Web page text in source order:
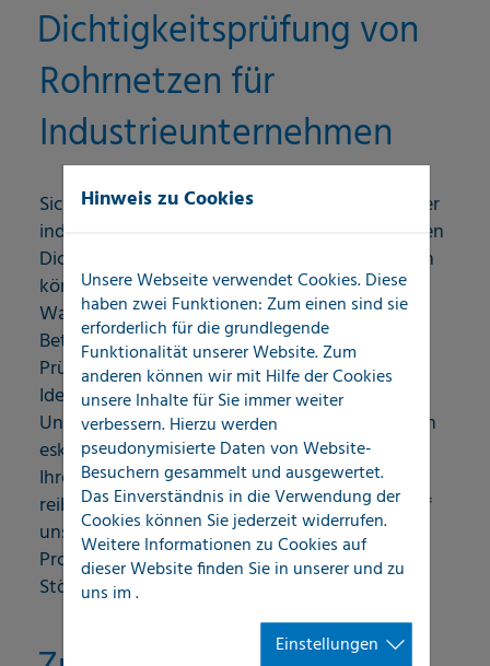
Dichtigkeitsprüfung von
Rohrnetzen für
Industrieunternehmen
Sichern Sie die Effizienz und Zuverlässigkeit Ihrer
industriellen Rohrnetze mit unserer erstklassigen
Dichtigkeitsprüfung. Für Industrieunternehmen
können undichte Rohrsysteme zu erheblichen
Wasserschäden und kostspieligen
Betriebsausfällen führen. Unsere präzisen
Prüfverfahren ermöglichen eine schnelle
Identifikation und Behebung von
Undichtigkeiten, bevor sie zu teuren Problemen
eskalieren. Investieren Sie in die Langlebigkeit
Ihrer Infrastruktur und gewährleisten Sie einen
reibungslosen Betriebsablauf. Vertrauen Sie auf
unsere Expertise und schützen Sie Ihre
Produktionsanlagen vor unerwarteten
Störungen und Schäden!
Hinweis zu Cookies
Unsere Webseite verwendet Cookies. Diese
haben zwei Funktionen: Zum einen sind sie
erforderlich für die grundlegende
Funktionalität unserer Website. Zum
anderen können wir mit Hilfe der Cookies
unsere Inhalte für Sie immer weiter
verbessern. Hierzu werden
pseudonymisierte Daten von Website-
Besuchern gesammelt und ausgewertet.
Das Einverständnis in die Verwendung der
Cookies können Sie jederzeit widerrufen.
Weitere Informationen zu Cookies auf
dieser Website finden Sie in unsererund zu
uns im.
Einstellungen